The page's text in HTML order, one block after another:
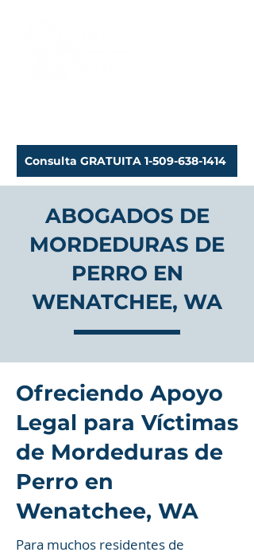
Consulta GRATUITA 1-509-638-1414
ABOGADOS DE
MORDEDURAS DE
PERRO EN
WENATCHEE, WA
Ofreciendo Apoyo
Legal para Víctimas
de Mordeduras de
Perro en
Wenatchee, WA
Para muchos residentes de